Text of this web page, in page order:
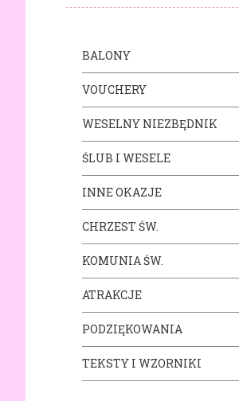
BALONY
VOUCHERY
WESELNY NIEZBĘDNIK
ŚLUB I WESELE
INNE OKAZJE
CHRZEST ŚW.
KOMUNIA ŚW.
ATRAKCJE
PODZIĘKOWANIA
TEKSTY I WZORNIKI